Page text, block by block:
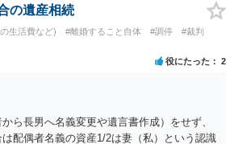
ので、私に収入が入った事は相手に通知が
うな文言が無くても養育費の見直しは適宜出
のでしょうか？との点はそのとおりかと思
更があった場合に変更するので毎年見直す
の遺産相続
生活費など) #離婚すること自体 #調停
#裁判
役にたった 2
ら長男へ名義変更や遺言書作成）をせず、
配偶者名義の資産1/2は妻（私）という認識